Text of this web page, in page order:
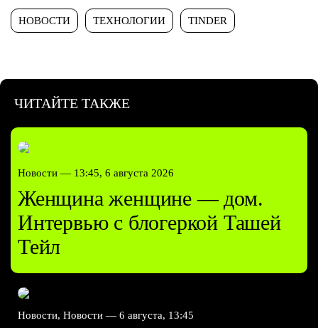
НОВОСТИ ТЕХНОЛОГИИ TINDER
ЧИТАЙТЕ ТАКЖЕ
Новости — 13:45, 6 августа 2026
Женщина женщине — дом.
Интервью с блогеркой Ташей
Тейл
Новости, Новости — 6 августа, 13:45